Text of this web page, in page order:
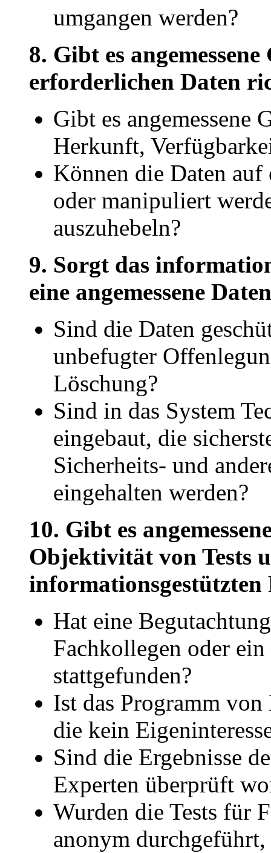
umgangen werden?
8. Gibt es
erforderlichen Daten
Gibt es
Herkunft,
Können die Daten auf
oder manipuliert
auszuhebeln?
9. Sorgt das
eine angemessene
Sind die Daten
unbefugter
Löschung?
Sind in das System
eingebaut, die
Sicherheits- und
eingehalten werden?
10. Gibt es
Objektivität von Tests
informationsgestützten
Hat eine
Fachkollegen oder
stattgefunden?
Ist das Programm
die kein
Sind die Ergebnisse
Experten überprüft
Wurden die Tests für
anonym